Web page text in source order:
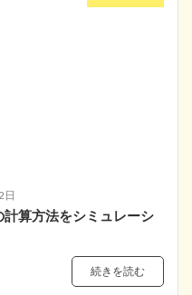
日
算方法をシミュレーシ
続きを読む